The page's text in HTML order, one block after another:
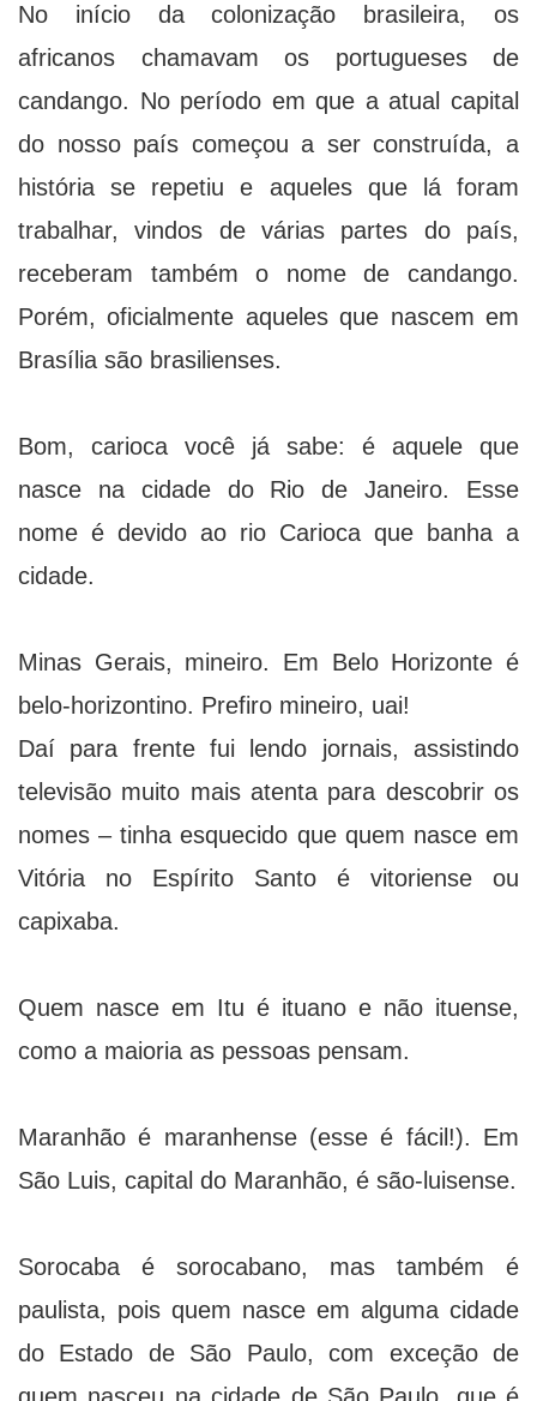
No início da colonização brasileira, os
africanos chamavam os portugueses de
candango. No período em que a atual capital
do nosso país começou a ser construída, a
história se repetiu e aqueles que lá foram
trabalhar, vindos de várias partes do país,
receberam também o nome de candango.
Porém, oficialmente aqueles que nascem em
Brasília são brasilienses.
Bom, carioca você já sabe: é aquele que
nasce na cidade do Rio de Janeiro. Esse
nome é devido ao rio Carioca que banha a
cidade.
Minas Gerais, mineiro. Em Belo Horizonte é
belo-horizontino. Prefiro mineiro, uai!
Daí para frente fui lendo jornais, assistindo
televisão muito mais atenta para descobrir os
nomes – tinha esquecido que quem nasce em
Vitória no Espírito Santo é vitoriense ou
capixaba.
Quem nasce em Itu é ituano e não ituense,
como a maioria as pessoas pensam.
Maranhão é maranhense (esse é fácil!). Em
São Luis, capital do Maranhão, é são-luisense.
Sorocaba é sorocabano, mas também é
paulista, pois quem nasce em alguma cidade
do Estado de São Paulo, com exceção de